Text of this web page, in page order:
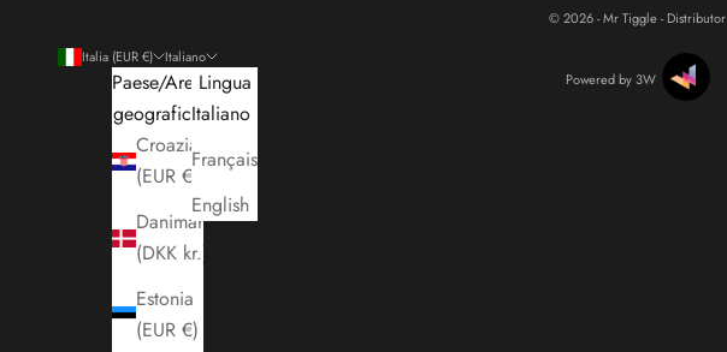
Italia (EUR €)
Paese/Area
geografica
Croazia
(EUR €)
Danimarca
(DKK kr.)
Estonia
(EUR €)
Italiano
Lingua
Italiano
Français
English
© 2026 - Mr Tiggle - Distributor
Powered by 3W